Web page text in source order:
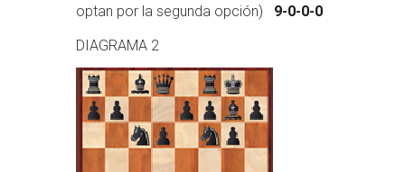
optan por la segunda opción) 9-0-0-0
DIAGRAMA 2